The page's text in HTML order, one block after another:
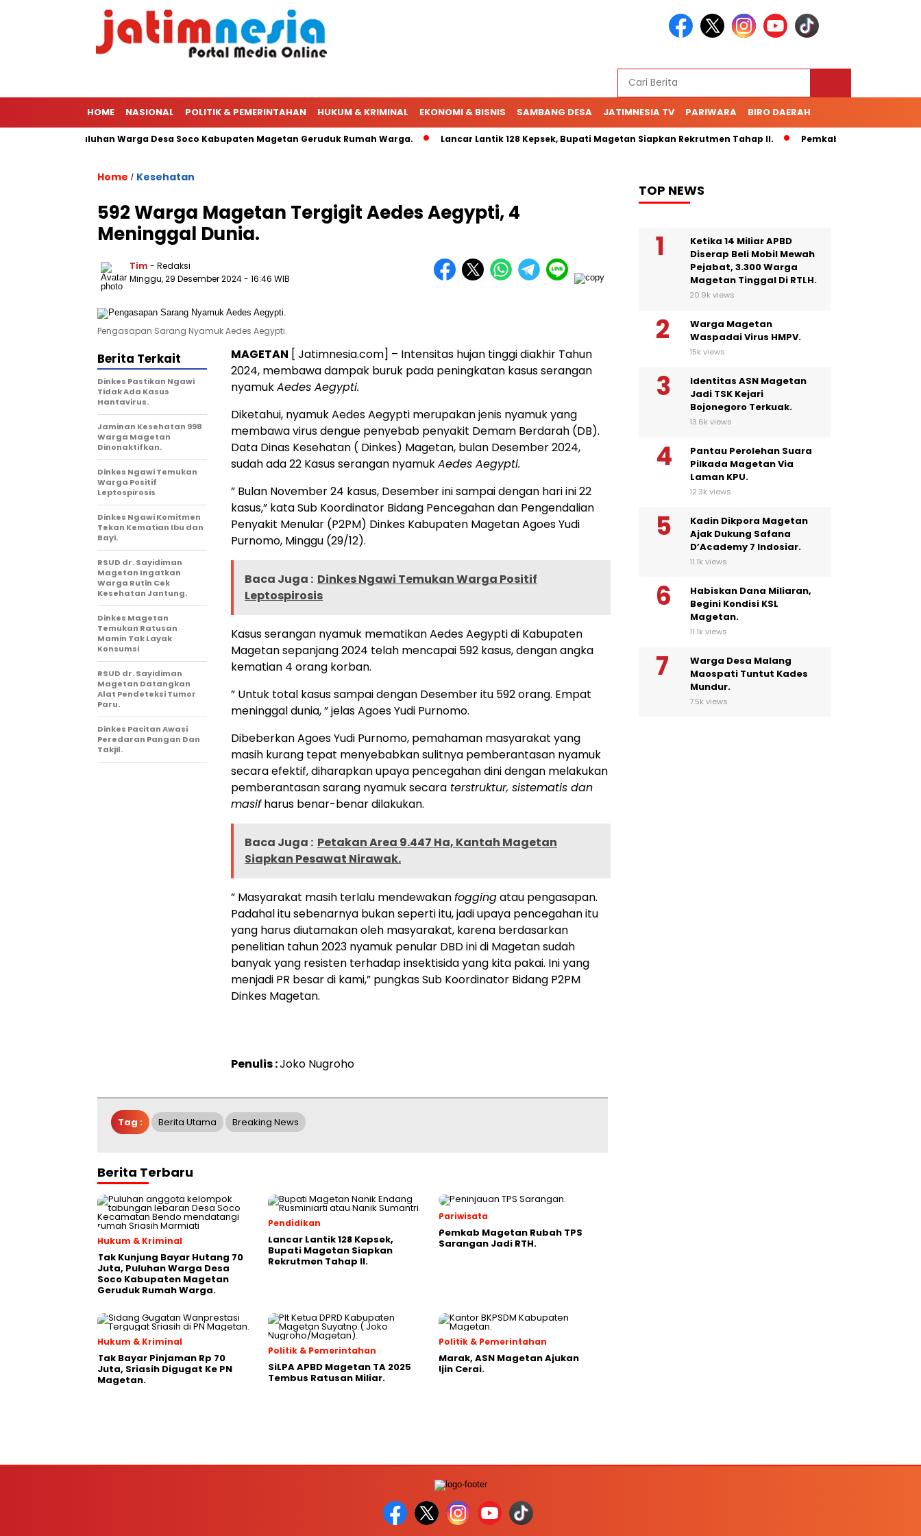
HOME NASIONAL POLITIK & PEMERINTAHAN HUKUM & KRIMINAL EKONOMI & BISNIS SAMBANG DESA JATIMNESIA TV PARIWARA BIRO DAERAH
70 Juta, Puluhan Warga Desa Soco Kabupaten Magetan Geruduk Rumah Warga. Lancar Lantik 128 Kepsek, Bupati Magetan Siapkan Rekrutmen Tahap II. Pemkab Magetan Rubah
Home / Kesehatan
592 Warga Magetan Tergigit Aedes Aegypti, 4
Meninggal Dunia.
Tim - Redaksi
Minggu, 29 Desember 2024- 16:46 WIB
Pengasapan Sarang Nyamuk Aedes Aegypti.
MAGETAN [ Jatimnesia.com] – Intensitas hujan tinggi diakhir Tahun
2024, membawa dampak buruk pada peningkatan kasus serangan
nyamukAedes Aegypti.
Diketahui, nyamuk Aedes Aegypti merupakan jenis nyamuk yang
membawa virus dengue penyebab penyakit Demam Berdarah (DB).
Data Dinas Kesehatan ( Dinkes) Magetan, bulan Desember 2024,
sudah ada 22 Kasus serangan nyamukAedes Aegypti.
” Bulan November 24 kasus, Desember ini sampai dengan hari ini 22
kasus,” kata Sub Koordinator Bidang Pencegahan dan Pengendalian
Penyakit Menular (P2PM) Dinkes Kabupaten Magetan Agoes Yudi
Purnomo, Minggu (29/12).
Baca Juga : Dinkes Ngawi Temukan Warga Positif
Leptospirosis
Kasus serangan nyamuk mematikan Aedes Aegypti di Kabupaten
Magetan sepanjang 2024 telah mencapai 592 kasus, dengan angka
kematian 4 orang korban.
” Untuk total kasus sampai dengan Desember itu 592 orang. Empat
meninggal dunia, ” jelas Agoes Yudi Purnomo.
Dibeberkan Agoes Yudi Purnomo, pemahaman masyarakat yang
masih kurang tepat menyebabkan sulitnya pemberantasan nyamuk
secara efektif, diharapkan upaya pencegahan dini dengan melakukan
pemberantasan sarang nyamuk secara terstruktur, sistematis dan
masifharus benar-benar dilakukan.
Baca Juga : Petakan Area 9.447 Ha, Kantah Magetan
Siapkan Pesawat Nirawak.
” Masyarakat masih terlalu mendewakanfoggingatau pengasapan.
Padahal itu sebenarnya bukan seperti itu, jadi upaya pencegahan itu
yang harus diutamakan oleh masyarakat, karena berdasarkan
penelitian tahun 2023 nyamuk penular DBD ini di Magetan sudah
banyak yang resisten terhadap insektisida yang kita pakai. Ini yang
menjadi PR besar di kami,” pungkas Sub Koordinator Bidang P2PM
Dinkes Magetan.
Penulis :Joko Nugroho
Berita Terkait
Dinkes Pastikan Ngawi
Tidak Ada Kasus
Hantavirus.
Jaminan Kesehatan 998
Warga Magetan
Dinonaktifkan.
Dinkes Ngawi Temukan
Warga Positif
Leptospirosis
Dinkes Ngawi Komitmen
Tekan Kematian Ibu dan
Bayi.
RSUD dr. Sayidiman
Magetan Ingatkan
Warga Rutin Cek
Kesehatan Jantung.
Dinkes Magetan
Temukan Ratusan
Mamin Tak Layak
Konsumsi
RSUD dr. Sayidiman
Magetan Datangkan
Alat Pendeteksi Tumor
Paru.
Dinkes Pacitan Awasi
Peredaran Pangan Dan
Takjil.
Tag : Berita Utama Breaking News
Berita Terbaru
Hukum & Kriminal
Tak Kunjung Bayar Hutang 70
Juta, Puluhan Warga Desa
Soco Kabupaten Magetan
Geruduk Rumah Warga.
Pendidikan
Lancar Lantik 128 Kepsek,
Bupati Magetan Siapkan
Rekrutmen Tahap II.
Pariwisata
Pemkab Magetan Rubah TPS
Sarangan Jadi RTH.
Hukum & Kriminal
Tak Bayar Pinjaman Rp 70
Juta, Sriasih Digugat Ke PN
Magetan.
Politik & Pemerintahan
SiLPA APBD Magetan TA 2025
Tembus Ratusan Miliar.
Politik & Pemerintahan
Marak, ASN Magetan Ajukan
Ijin Cerai.
TOP NEWS
Ketika 14 Miliar APBD
Diserap Beli Mobil Mewah
Pejabat, 3.300 Warga
Magetan Tinggal Di RTLH.
20.9k views
Warga Magetan
Waspadai Virus HMPV.
15k views
Identitas ASN Magetan
Jadi TSK Kejari
Bojonegoro Terkuak.
13.6k views
Pantau Perolehan Suara
Pilkada Magetan Via
Laman KPU.
12.3k views
Kadin Dikpora Magetan
Ajak Dukung Safana
D’Academy 7 Indosiar.
11.1k views
Habiskan Dana Miliaran,
Begini Kondisi KSL
Magetan.
11.1k views
Warga Desa Malang
Maospati Tuntut Kades
Mundur.
7.5k views